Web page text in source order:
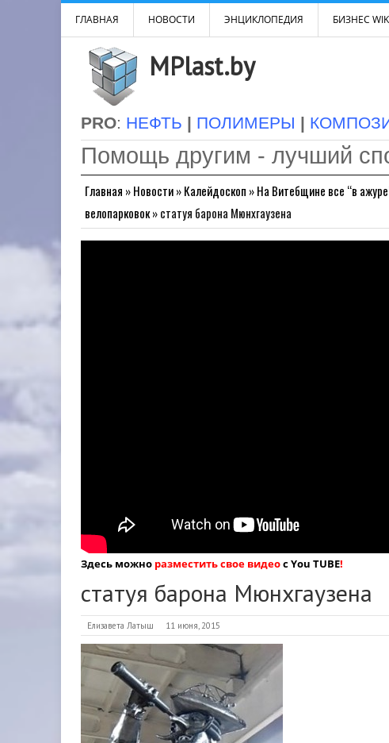
ГЛАВНАЯ НОВОСТИ ЭНЦИКЛОПЕДИЯ БИЗНЕС
MPlast.by
PRO: НЕФТЬ | ПОЛИМЕРЫ |
Помощь другим - лучший
Главная »Новости»Калейдоскоп »На Витебщине все “в
велопарковок»статуя барона Мюнхгаузена
Здесь можно разместить свое видеос You TUBE!
статуя барона Мюнхгаузена
Елизавета Латыш 11 июня, 2015